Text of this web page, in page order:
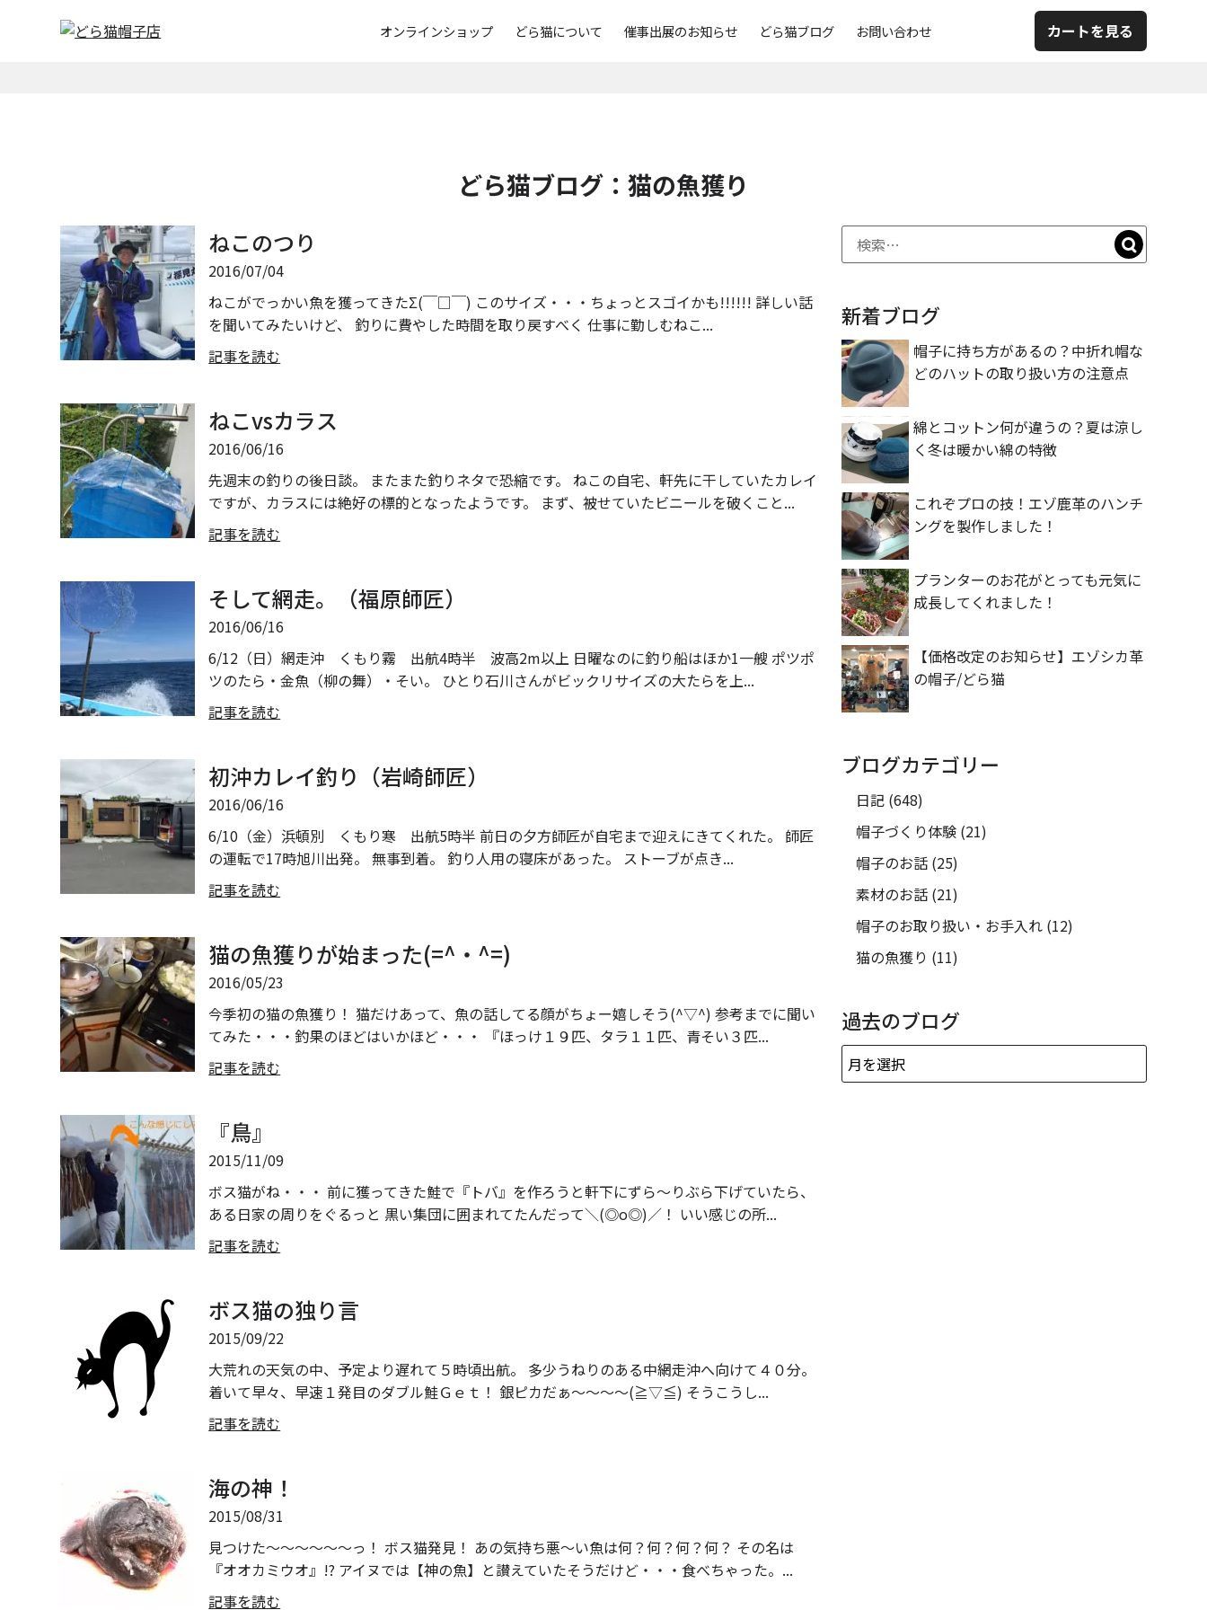
オンラインショップ どら猫について 催事出展のお知らせ どら猫ブログ お問い合わせ カートを見る
どら猫ブログ： 猫の魚獲り
ねこのつり
2016/07/04
ねこがでっかい魚を獲ってきたΣ(￣□￣) このサイズ・・・ちょっとスゴイかも!!!!!! 詳しい話
を聞いてみたいけど、 釣りに費やした時間を取り戻すべく 仕事に勤しむねこ...
記事を読む
ねこvsカラス
2016/06/16
先週末の釣りの後日談。 またまた釣りネタで恐縮です。 ねこの自宅、軒先に干していたカレイ
ですが、カラスには絶好の標的となったようです。 まず、被せていたビニールを破くこと...
記事を読む
そして網走。（福原師匠）
2016/06/16
6/12（日）網走沖 くもり霧 出航4時半 波高2m以上 日曜なのに釣り船はほか1一艘 ポツポ
ツのたら・金魚（柳の舞）・そい。 ひとり石川さんがビックリサイズの大たらを上...
記事を読む
初沖カレイ釣り（岩崎師匠）
2016/06/16
6/10（金）浜頓別 くもり寒 出航5時半 前日の夕方師匠が自宅まで迎えにきてくれた。 師匠
の運転で17時旭川出発。 無事到着。 釣り人用の寝床があった。 ストーブが点き...
記事を読む
猫の魚獲りが始まった(=^・^=)
2016/05/23
今季初の猫の魚獲り！ 猫だけあって、魚の話してる顔がちょー嬉しそう(^▽^) 参考までに聞い
てみた・・・釣果のほどはいかほど・・・ 『ほっけ１９匹、タラ１１匹、青そい３匹...
記事を読む
『鳥』
2015/11/09
ボス猫がね・・・ 前に獲ってきた鮭で『トバ』を作ろうと軒下にずら～りぶら下げていたら、
ある日家の周りをぐるっと 黒い集団に囲まれてたんだって＼(◎o◎)／！ いい感じの所...
記事を読む
ボス猫の独り言
2015/09/22
大荒れの天気の中、予定より遅れて５時頃出航。 多少うねりのある中網走沖へ向けて４０分。
着いて早々、早速１発目のダブル鮭Ｇｅｔ！ 銀ピカだぁ～～～～(≧▽≦) そうこうし...
記事を読む
海の神！
2015/08/31
見つけた～～～～～～っ！ ボス猫発見！ あの気持ち悪～い魚は何？何？何？何？ その名は
『オオカミウオ』!? アイヌでは【神の魚】と讃えていたそうだけど・・・食べちゃった。...
記事を読む
新着ブログ
帽子に持ち方があるの？中折れ帽な
どのハットの取り扱い方の注意点
綿とコットン何が違うの？夏は涼し
く冬は暖かい綿の特徴
これぞプロの技！エゾ鹿革のハンチ
ングを製作しました！
プランターのお花がとっても元気に
成長してくれました！
【価格改定のお知らせ】エゾシカ革
の帽子/どら猫
ブログカテゴリー
日記(648)
帽子づくり体験(21)
帽子のお話(25)
素材のお話(21)
帽子のお取り扱い・お手入れ(12)
猫の魚獲り (11)
過去のブログ